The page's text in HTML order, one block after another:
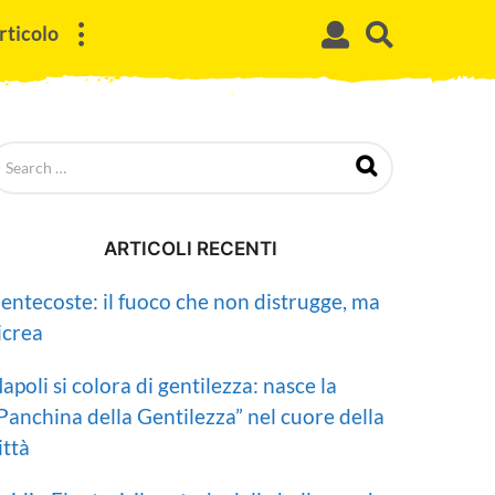
ARTICOLI RECENTI
il fuoco che non distrugge, ma
si colora di gentilezza: nasce la
della Gentilezza” nel cuore della